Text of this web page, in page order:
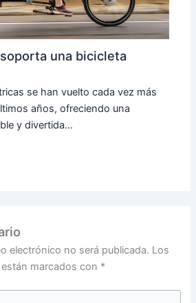
una bicicleta
se han vuelto cada vez más
años, ofreciendo una
y divertida…
electrónico no será publicada. Los
marcados con *